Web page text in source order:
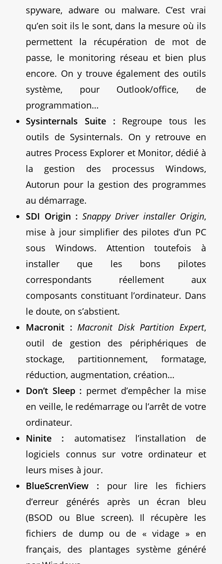
spyware, adware ou malware. C’est vrai
qu’en soit ils le sont, dans la mesure où ils
permettent la récupération de mot de
passe, le monitoring réseau et bien plus
encore. On y trouve également des outils
système, pour Outlook/office, de
programmation…
Sysinternals Suite : Regroupe tous les
outils de Sysinternals. On y retrouve en
autres Process Explorer et Monitor, dédié à
la gestion des processus Windows,
Autorun pour la gestion des programmes
au démarrage.
SDI Origin : Snappy Driver installer Origin,
mise à jour simplifier des pilotes d’un PC
sous Windows. Attention toutefois à
installer que les bons pilotes
correspondants réellement aux
composants constituant l’ordinateur. Dans
le doute, on s’abstient.
Macronit : Macronit Disk Partition Expert,
outil de gestion des périphériques de
stockage, partitionnement, formatage,
réduction, augmentation, création…
Don’t Sleep : permet d’empêcher la mise
en veille, le redémarrage ou l’arrêt de votre
ordinateur.
Ninite : automatisez l’installation de
logiciels connus sur votre ordinateur et
leurs mises à jour.
BlueScrenView : pour lire les fichiers
d’erreur générés après un écran bleu
(BSOD ou Blue screen). Il récupère les
fichiers de dump ou de « vidage » en
français, des plantages système généré